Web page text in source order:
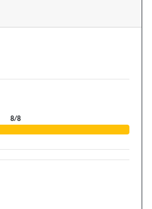
8/8Aktuelle Belegung für die